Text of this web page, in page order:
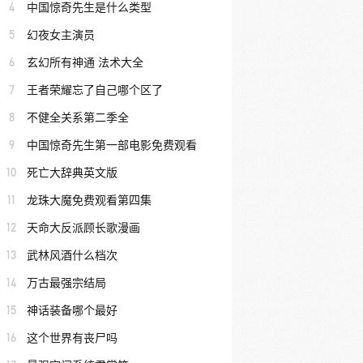
4 中国惊奇先生是什么类型
5 幻夜女主演员
6 玄幻所有神通 法术大全
7 王者荣耀忘了自己哪个区了
8 不健全关系第二季全
9 中国惊奇先生第一部电影免费观看
10 死亡大辞典英文版
11 龙珠大魔免费观看第四集
12 天命大反派顾长歌漫画
13 武林风酒什么档次
14 万古最强宗结局
15 神话装备哪个最好
16 这个世界有丧尸吗